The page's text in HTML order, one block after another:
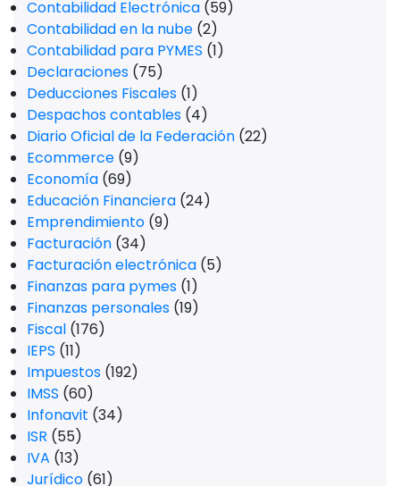
Contabilidad Electrónica (59)
Contabilidad en la nube (2)
Contabilidad para PYMES (1)
Declaraciones (75)
Deducciones Fiscales (1)
Despachos contables (4)
Diario Oficial de la Federación (22)
Ecommerce (9)
Economía (69)
Educación Financiera (24)
Emprendimiento (9)
Facturación (34)
Facturación electrónica (5)
Finanzas para pymes (1)
Finanzas personales (19)
Fiscal (176)
IEPS (11)
Impuestos (192)
IMSS (60)
Infonavit (34)
ISR (55)
IVA (13)
Jurídico (61)